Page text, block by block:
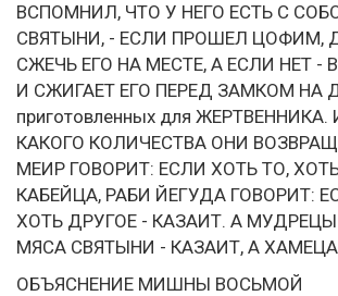
ВСПОМНИЛ, ЧТО У НЕГО ЕСТЬ С
СВЯТЫНИ, - ЕСЛИ ПРОШЕЛ ЦОФИМ,
СЖЕЧЬ ЕГО НА МЕСТЕ, А ЕСЛИ НЕТ -
И СЖИГАЕТ ЕГО ПЕРЕД ЗАМКОМ НА
приготовленных для
КАКОГО КОЛИЧЕСТВА ОНИ
МЕИР ГОВОРИТ: ЕСЛИ ХОТЬ ТО,
КАБЕЙЦА, РАБИ ЙЕГУДА ГОВОРИТ:
ХОТЬ ДРУГОЕ - КАЗАИТ. А МУДРЕЦЫ
МЯСА СВЯТЫНИ - КАЗАИТ, А
ОБЪЯСНЕНИЕ МИШНЫ ВОСЬМОЙ